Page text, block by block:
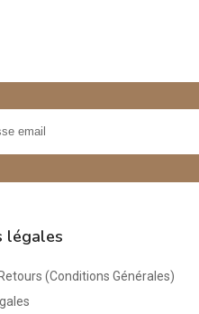
légales
(Conditions Générales)